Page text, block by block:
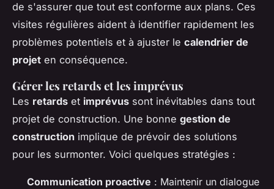
de s'assurer que tout est conforme aux plans. Ces
visites régulières aident à identifier rapidement les
problèmes potentiels et à ajuster le calendrier de
projet en conséquence.
Gérer les retards et les imprévus
Les retards et imprévus sont inévitables dans tout
projet de construction. Une bonne gestion de
construction implique de prévoir des solutions
pour les surmonter. Voici quelques stratégies :
Communication proactive : Maintenir un dialogue